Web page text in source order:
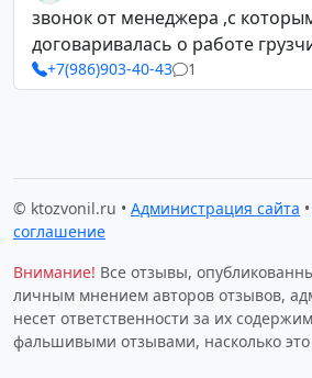
звонок от менеджера ,с
договаривалась о работе
+7(986)903-40-43 1
© ktozvonil.ru • Администрация сайта •
соглашение
Внимание! Все отзывы,
личным мнением авторов отзывов,
несет ответственности за их
фальшивыми отзывами, насколько